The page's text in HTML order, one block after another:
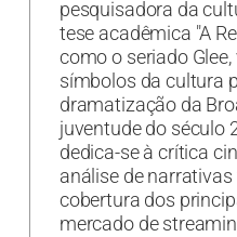
pesquisadora da
tese acadêmica "A
como o seriado
símbolos da cultura
dramatização da
juventude do século
dedica-se à crítica
análise de narrativas
cobertura dos
mercado de